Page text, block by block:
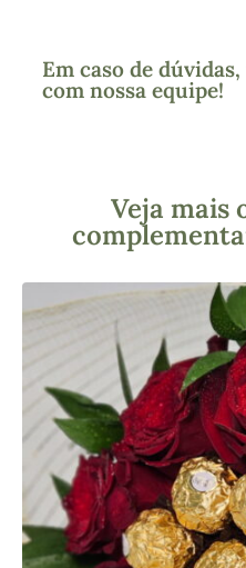
Em caso de
com nossa equipe!
Veja mais